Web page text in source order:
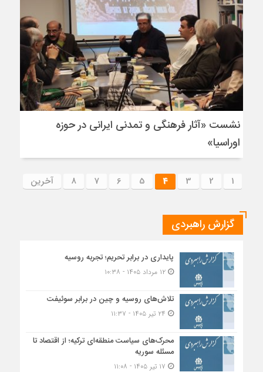
نشست «آثار فرهنگی و تمدنی ایرانی در حوزه
اوراسیا»
1
2
3
4
5
6
7
8 آخرین
گزارش راهبردی
پایداری در برابر تحریم؛ تجربه روسیه
۱۲ مرداد ۱۴۰۵ - ۱۰:۳۸
تلاش‌های روسیه و چین در برابر سوئیفت
محرک‌های سیاست منطقه‌‎ای ترکیه؛ از اقتصاد تا
مسئله سوریه